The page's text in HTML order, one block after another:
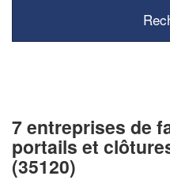
7 entreprises de
portails et
(35120)